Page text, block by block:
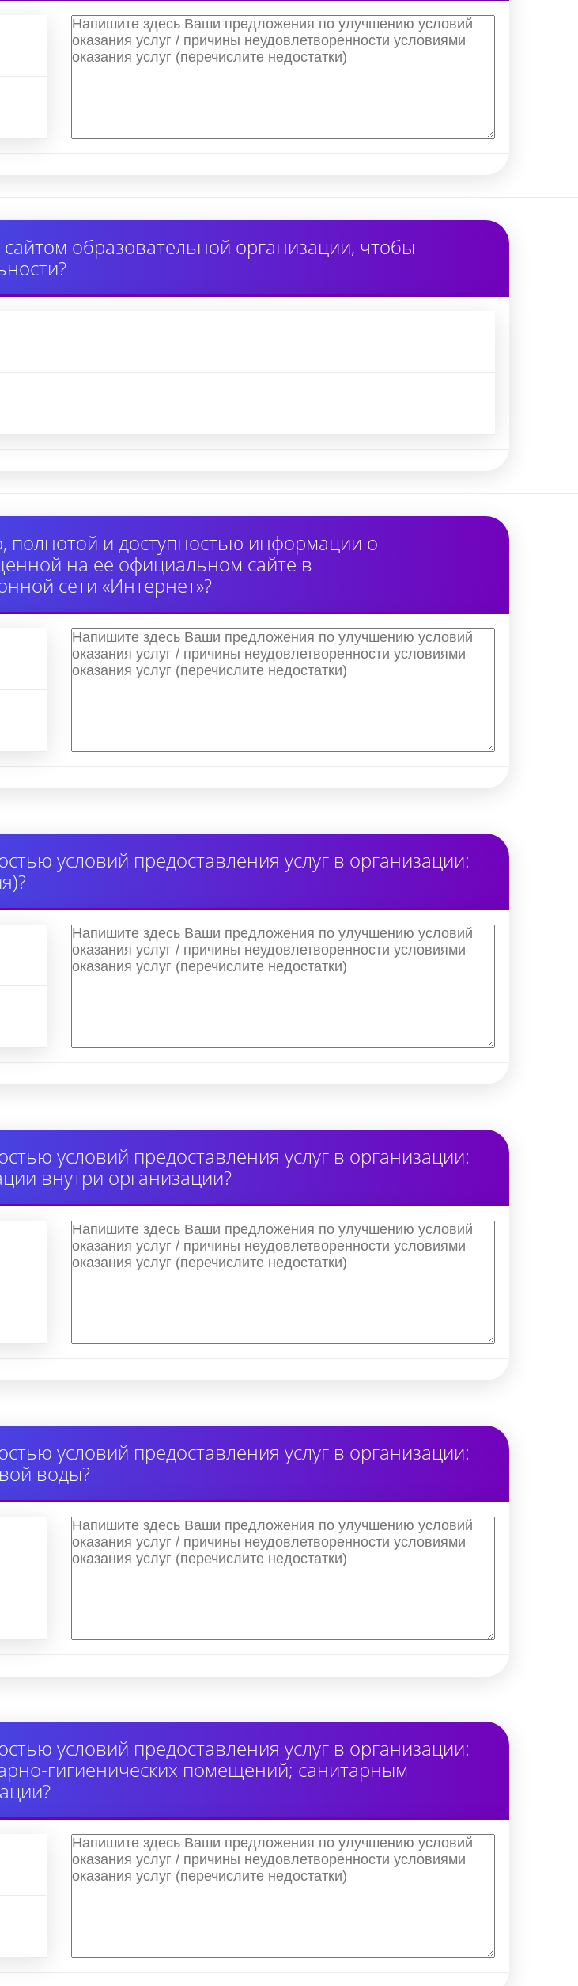
образовательной организации, чтобы
и доступностью информации о
на ее официальном сайте в
сети «Интернет»?
условий предоставления услуг в организации:
условий предоставления услуг в организации:
внутри организации?
условий предоставления услуг в организации:
воды?
условий предоставления услуг в организации:
гигиенических помещений; санитарным